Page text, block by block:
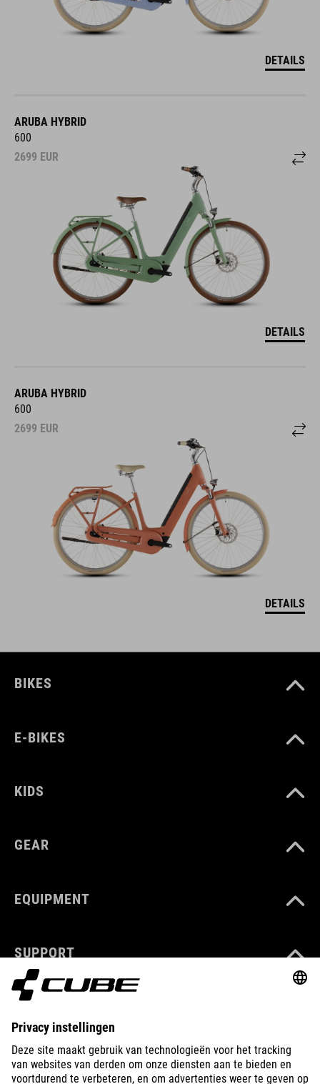
DETAILS
ARUBA HYBRID
600
2699 EUR
DETAILS
ARUBA HYBRID
600
2699 EUR
DETAILS
BIKES
E-BIKES
KIDS
GEAR
EQUIPMENT
SUPPORT
ABOUT US
EXPLORE